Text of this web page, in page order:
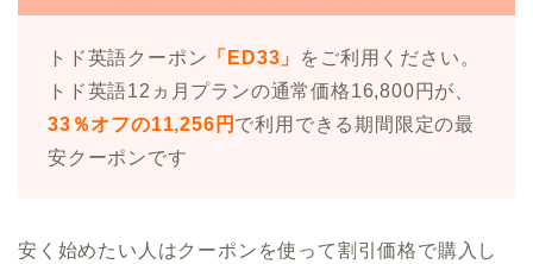
トド英語クーポン 「ED33」
をご利用ください。
トド英語12ヵ月プランの通常価格16,800円が、
33％オフの11,256円 で利用できる期間限定の最
安クーポンです
安く始めたい人はクーポンを使って割引価格で購入し